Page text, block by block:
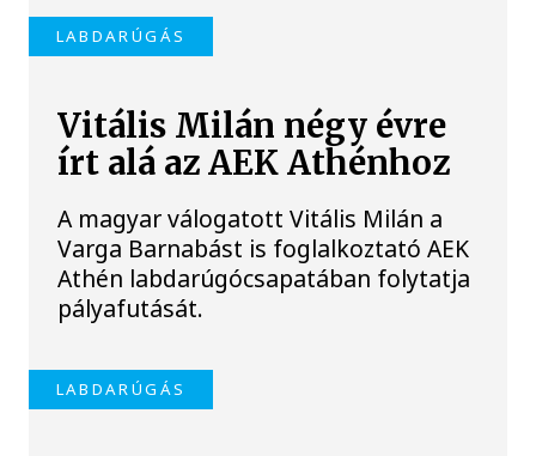
LABDARÚGÁS
Vitális Milán négy évre
írt alá az AEK Athénhoz
A magyar válogatott Vitális Milán a
Varga Barnabást is foglalkoztató AEK
Athén labdarúgócsapatában folytatja
pályafutását.
LABDARÚGÁS